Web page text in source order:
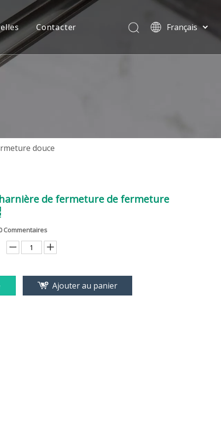
aluminium
Contacter
Français
简体中文
Italiano
douce
de fermeture de fermeture
Commentaires
Ajouter au panier